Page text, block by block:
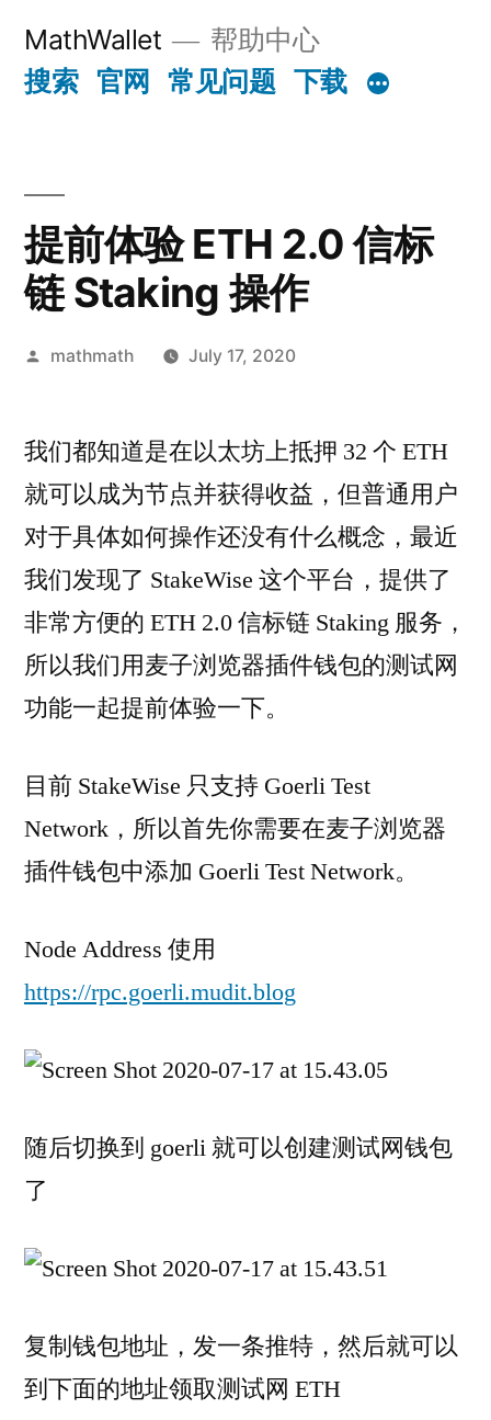
content
MathWallet 帮助中心
搜索 官网 常见问题 下载
提前体验 ETH 2.0 信标
链 Staking 操作
Posted
mathmath July 17, 2020
我们都知道是在以太坊上抵押 32 个 ETH
就可以成为节点并获得收益，但普通用户
对于具体如何操作还没有什么概念，最近
我们发现了 StakeWise 这个平台，提供了
非常方便的 ETH 2.0 信标链 Staking 服务，
所以我们用麦子浏览器插件钱包的测试网
功能一起提前体验一下。
目前 StakeWise 只支持 Goerli Test
Network，所以首先你需要在麦子浏览器
插件钱包中添加 Goerli Test Network。
Node Address 使用
https://rpc.goerli.mudit.blog
随后切换到 goerli 就可以创建测试网钱包
了
复制钱包地址，发一条推特，然后就可以
到下面的地址领取测试网 ETH